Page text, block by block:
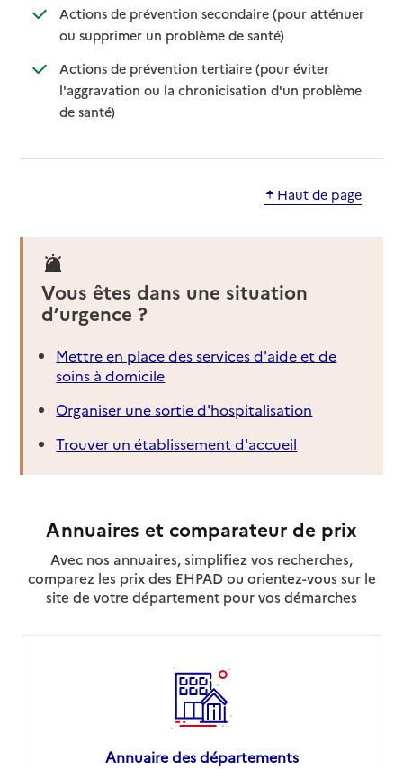
Actions de prévention secondaire (pour atténuer
ou supprimer un problème de santé): disponible
: non disponible
Actions de prévention tertiaire (pour éviter
l'aggravation ou la chronicisation d'un problème
de santé): disponible
: non disponible
Haut de page
Vous êtes dans une situation
d’urgence ?
Mettre en place des services d'aide et de
soins à domicile
Organiser une sortie d'hospitalisation
Trouver un établissement d'accueil
Annuaires et comparateur de prix
Avec nos annuaires, simplifiez vos recherches,
comparez les prix des EHPAD ou orientez-vous sur le
site de votre département pour vos démarches
Annuaire des départements